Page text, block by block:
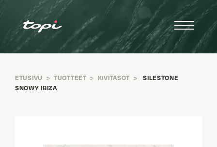
ETUSIVU > TUOTTEET > KIVITASOT >
SILESTONE
SNOWY IBIZA